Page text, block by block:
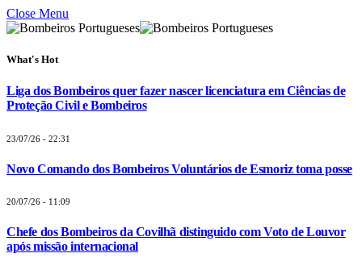
Close Menu
What's Hot
Liga dos Bombeiros quer fazer nascer licenciatura em Ciências de
Proteção Civil e Bombeiros
23/07/26 - 22:31
Novo Comando dos Bombeiros Voluntários de Esmoriz toma posse
20/07/26 - 11:09
Chefe dos Bombeiros da Covilhã distinguido com Voto de Louvor
após missão internacional